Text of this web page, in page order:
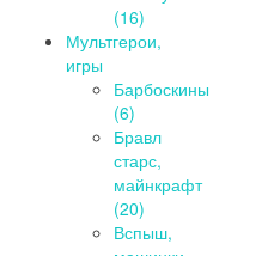
(16)
Мультгерои,
игры
Барбоскины
(6)
Бравл
старс,
майнкрафт
(20)
Вспыш,